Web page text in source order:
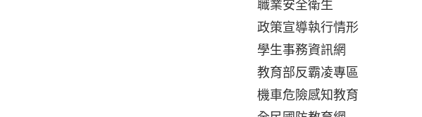
職業安全衛生
政策宣導執行情形
學生事務資訊網
教育部反霸凌專區
機車危險感知教育